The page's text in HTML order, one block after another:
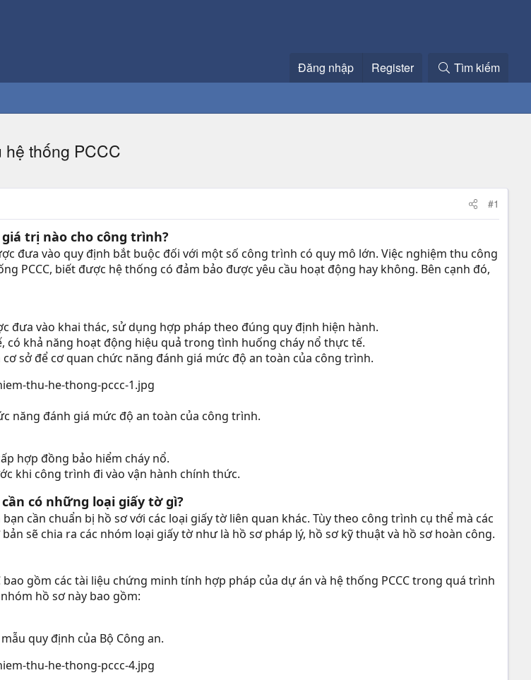
Đăng nhập Register Tìm kiếm
thống PCCC
#1
trị nào cho công trình?
đưa vào quy định bắt buộc đối với một số công trình có quy mô lớn. Việc nghiệm thu công
PCCC, biết được hệ thống có đảm bảo được yêu cầu hoạt động hay không. Bên cạnh đó,
đưa vào khai thác, sử dụng hợp pháp theo đúng quy định hiện hành.
khả năng hoạt động hiệu quả trong tình huống cháy nổ thực tế.
sở để cơ quan chức năng đánh giá mức độ an toàn của công trình.
năng đánh giá mức độ an toàn của công trình.
hợp đồng bảo hiểm cháy nổ.
khi công trình đi vào vận hành chính thức.
có những loại giấy tờ gì?
cần chuẩn bị hồ sơ với các loại giấy tờ liên quan khác. Tùy theo công trình cụ thể mà các
sẽ chia ra các nhóm loại giấy tờ như là hồ sơ pháp lý, hồ sơ kỹ thuật và hồ sơ hoàn công.
gồm các tài liệu chứng minh tính hợp pháp của dự án và hệ thống PCCC trong quá trình
hồ sơ này bao gồm:
quy định của Bộ Công an.